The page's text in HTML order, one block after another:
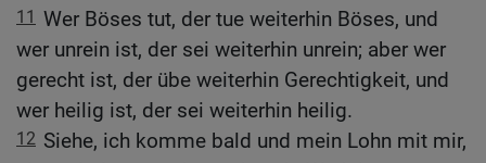
11 Wer Böses tut, der tue weiterhin Böses, und
wer unrein ist, der sei weiterhin unrein; aber wer
gerecht ist, der übe weiterhin Gerechtigkeit, und
wer heilig ist, der sei weiterhin heilig.
12 Siehe, ich komme bald und mein Lohn mit mir,